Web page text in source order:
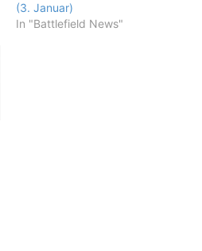
(3. Januar)
In "Battlefield News"